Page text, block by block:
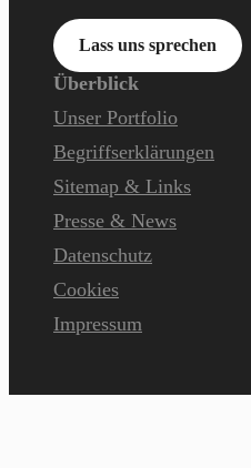
Lass uns sprechen
Überblick
Unser Portfolio
Begriffserklärungen
Sitemap & Links
Presse & News
Datenschutz
Cookies
Impressum